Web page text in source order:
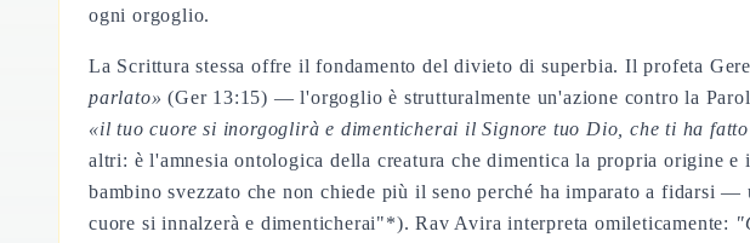
ogni orgoglio.
La Scrittura stessa offre il fondamento del divieto di superbia. Il profeta
parlato» (Ger 13:15) — l'orgoglio è strutturalmente un'azione contro la
«il tuo cuore si inorgoglirà e dimenticherai il Signore tuo Dio, che ti ha
altri: è l'amnesia ontologica della creatura che dimentica la propria origine
bambino svezzato che non chiede più il seno perché ha imparato a fidarsi
cuore si innalzerà e dimenticherai"*). Rav Avira interpreta omileticamente: